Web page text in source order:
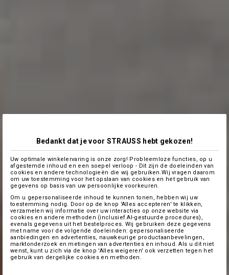
Bedankt dat je voor STRAUSS hebt gekozen!
Uw optimale winkelervaring is onze zorg! Probleemloze functies, op u
afgestemde inhoud en een soepel verloop - Dit zijn de doeleinden van
cookies en andere technologieën die wij gebruiken.Wij vragen daarom
om uw toestemming voor het opslaan van cookies en het gebruik van
gegevens op basis van uw persoonlijke voorkeuren.
Om u gepersonaliseerde inhoud te kunnen tonen, hebben wij uw
toestemming nodig. Door op de knop 'Alles accepteren' te klikken,
verzamelen wij informatie over uw interacties op onze website via
cookies en andere methoden (inclusief AI-gestuurde procedures),
evenals gegevens uit het bestelproces. Wij gebruiken deze gegevens
met name voor de volgende doeleinden: gepersonaliseerde
aanbiedingen en advertenties, nauwkeurige productaanbevelingen,
marktonderzoek en metingen van advertenties en inhoud. Als u dit niet
wenst, kunt u zich via de knop 'Alles weigeren' ook verzetten tegen het
gebruik van dergelijke cookies en methoden.